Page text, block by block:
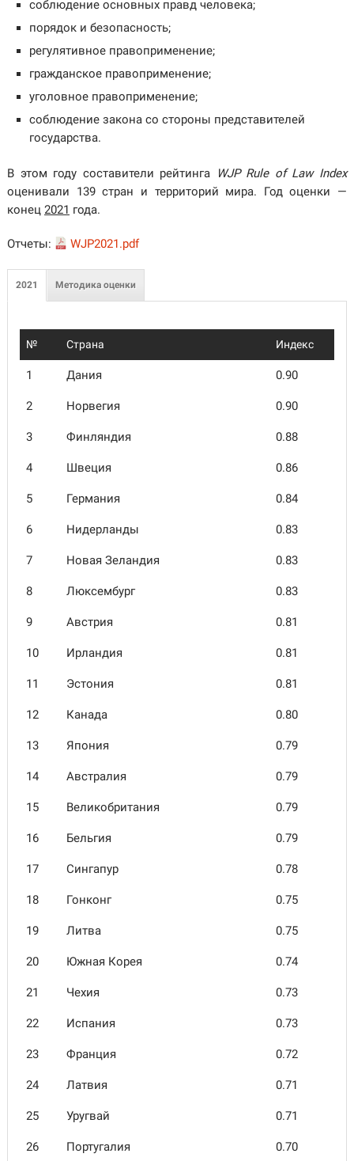
соблюдение основных правд человека;
порядок и безопасность;
регулятивное правоприменение;
гражданское правоприменение;
уголовное правоприменение;
соблюдение закона со стороны представителей
государства.
В этом году составители рейтинга
WJP Rule of Law Index
оценивали 139 стран и территорий мира. Год оценки —
конец 2021 года.
Отчеты: WJP2021.pdf
2021 Методика оценки
№ Страна Индекс
1 Дания 0.90
2 Норвегия 0.90
3 Финлян­дия 0.88
4 Швеция 0.86
5 Германия 0.84
6 Нидер­ланды 0.83
7 Новая Зелан­дия 0.83
8 Люксем­бург 0.83
9 Австрия 0.81
10 Ирландия 0.81
11 Эстония 0.81
12 Канада 0.80
13 Япония 0.79
14 Австра­лия 0.79
15 Велико­британия 0.79
16 Бельгия 0.79
17 Сингапур 0.78
18 Гонконг 0.75
19 Литва 0.75
20 Южная Корея 0.74
21 Чехия 0.73
22 Испания 0.73
23 Франция 0.72
24 Латвия 0.71
25 Уругвай 0.71
26 Порту­галия 0.70